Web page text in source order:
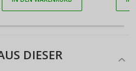
DIESER